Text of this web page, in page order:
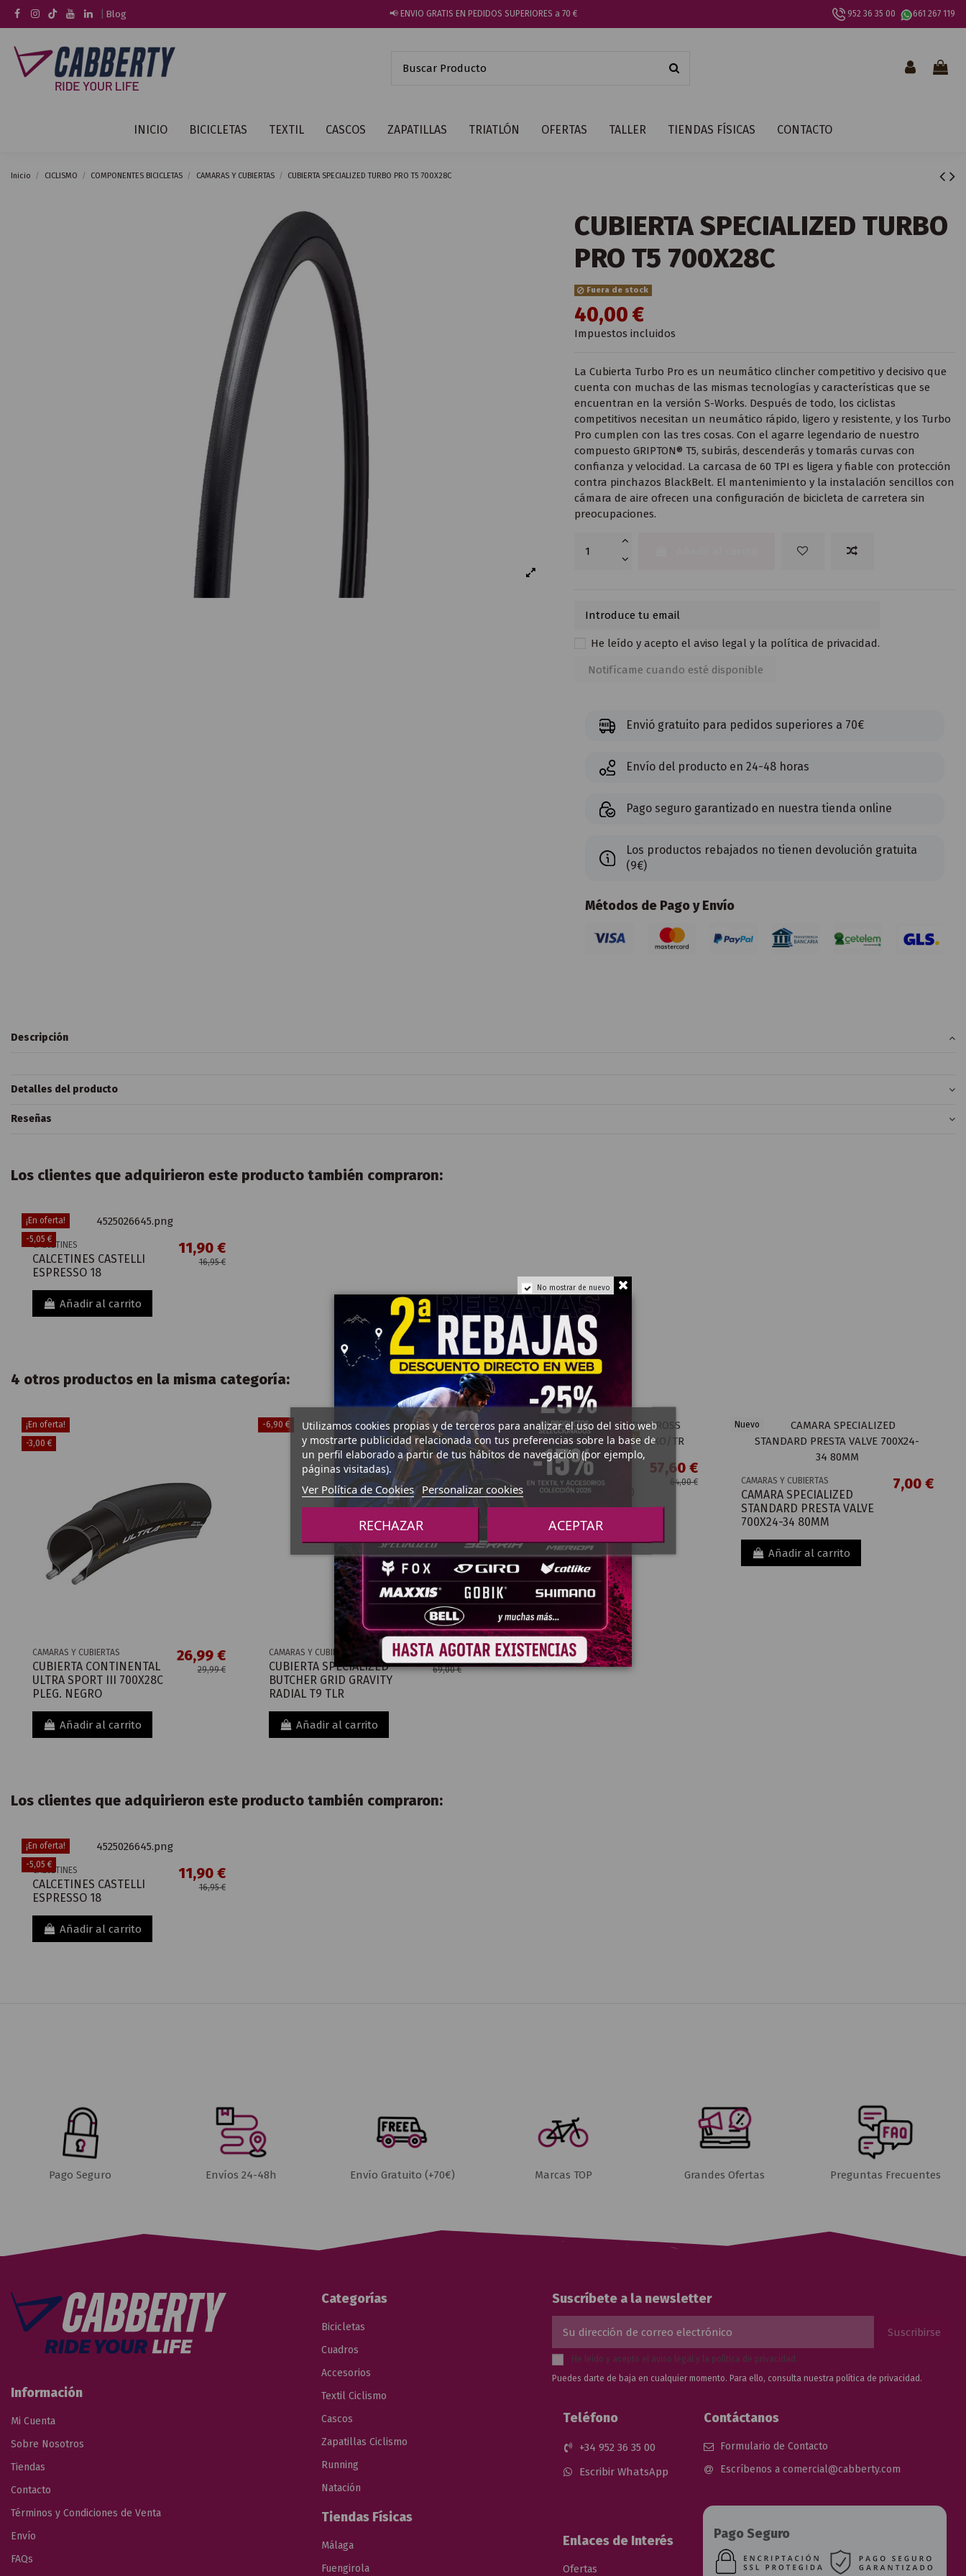
No mostrar de nuevo
Blog 📢 ENVIO GRATIS EN PEDIDOS SUPERIORES a 70 € 952 36 35 00 661 267 119
INICIO BICICLETAS TEXTIL CASCOS ZAPATILLAS TRIATLÓN OFERTAS TALLER TIENDAS FÍSICAS CONTACTO
Inicio CICLISMO COMPONENTES BICICLETAS CAMARAS Y CUBIERTAS CUBIERTA SPECIALIZED TURBO PRO T5 700X28C
CUBIERTA SPECIALIZED TURBO
PRO T5 700X28C
Fuera de stock
40,00 €
Impuestos incluidos
La Cubierta Turbo Pro es un neumático clincher competitivo y decisivo que
cuenta con muchas de las mismas tecnologías y características que se
encuentran en la versión S-Works. Después de todo, los ciclistas
competitivos necesitan un neumático rápido, ligero y resistente, y los Turbo
Pro cumplen con las tres cosas. Con el agarre legendario de nuestro
compuesto GRIPTON® T5, subirás, descenderás y tomarás curvas con
confianza y velocidad. La carcasa de 60 TPI es ligera y fiable con protección
contra pinchazos BlackBelt. El mantenimiento y la instalación sencillos con
cámara de aire ofrecen una configuración de bicicleta de carretera sin
preocupaciones.
He leído y acepto elaviso legal y la política de privacidad.
Envió gratuito para pedidos superiores a 70€
Envío del producto en 24-48 horas
Pago seguro garantizado en nuestra tienda online
Los productos rebajados no tienen devolución gratuita
(9€)
Métodos de Pago y Envío
Descripción
Detalles del producto
Reseñas
Los clientes que adquirieron este producto también compraron:
¡En oferta!
-5,05 €
CALCETINES
CALCETINES CASTELLI
ESPRESSO 18
11,90 €
16,95 €
Añadir al carrito
4 otros productos en la misma categoría:
¡En oferta!
-3,00 €
CAMARAS Y CUBIERTAS
CUBIERTA CONTINENTAL
ULTRA SPORT III 700X28C
PLEG. NEGRO
26,99 €
29,99 €
Añadir al carrito
-6,90 €
CAMARAS Y CUBIERTAS
CUBIERTA SPECIALIZED
BUTCHER GRID GRAVITY
RADIAL T9 TLR
62,10 €
69,00 €
Añadir al carrito
¡En oferta!
-6,40 €
Fuera de stock
CAMARAS Y CUBIERTAS
CUBIERTA MAXXIS IKON
CROSS COUNTRY 29X2.20
PLEGAB. EXO/TR
57,60 €
64,00 €
Nuevo
CAMARAS Y CUBIERTAS
CAMARA SPECIALIZED
STANDARD PRESTA VALVE
700X24-34 80MM
7,00 €
Añadir al carrito
Los clientes que adquirieron este producto también compraron:
¡En oferta!
-5,05 €
CALCETINES
CALCETINES CASTELLI
ESPRESSO 18
11,90 €
16,95 €
Añadir al carrito
Pago Seguro Envíos 24-48h Envío Gratuito (+70€) Marcas TOP Grandes Ofertas Preguntas Frecuentes
Información
Mi Cuenta
Sobre Nosotros
Tiendas
Contacto
Términos y Condiciones de Venta
Envío
FAQs
Categorías
Bicicletas
Cuadros
Accesorios
Textil Ciclismo
Cascos
Zapatillas Ciclismo
Running
Natación
Tiendas Físicas
Málaga
Fuengirola
Suscríbete a la newsletter
He leído y acepto el aviso legaly la política de privacidad .
Puedes darte de baja en cualquier momento. Para ello, consulta nuestrapolítica de privacidad.
Teléfono
+34 952 36 35 00
Escribir WhatsApp
Contáctanos
Formulario de Contacto
Escríbenos a comercial@cabberty.com
Enlaces de Interés
Ofertas
Pago Seguro
Utilizamos cookies propias y de terceros para analizar el uso del sitio web
y mostrarte publicidad relacionada con tus preferencias sobre la base de
un perfil elaborado a partir de tus hábitos de navegación (por ejemplo,
páginas visitadas).
Ver Política de Cookies Personalizar cookies
RECHAZAR ACEPTAR